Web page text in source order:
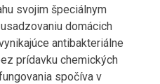
svojim špeciálnym
domácich
antibakteriálne
prídavku chemických
spočíva v